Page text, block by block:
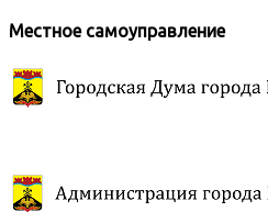
Местное самоуправление